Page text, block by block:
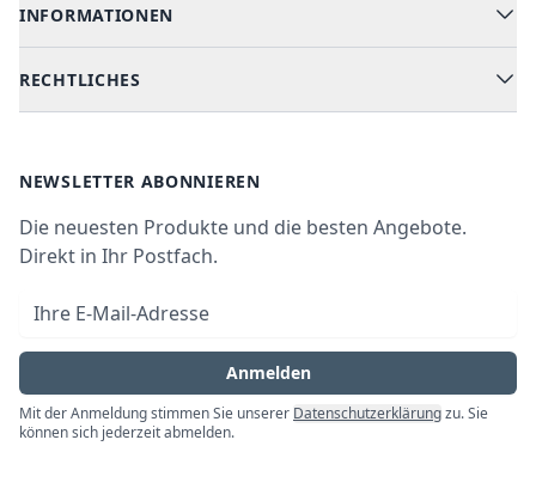
Kühlen & Gefrieren
Hilfe & FAQ
INFORMATIONEN
Über uns
RECHTLICHES
Datenschutz
Widerrufsrecht
Impressum
NEWSLETTER ABONNIEREN
Die neuesten Produkte und die besten Angebote.
Direkt in Ihr Postfach.
E-Mail-Adresse
Anmelden
Mit der Anmeldung stimmen Sie unserer Datenschutzerklärungzu. Sie
können sich jederzeit abmelden.